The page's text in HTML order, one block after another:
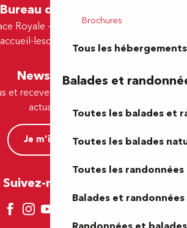
Brochures
Tous les hébergements
Balades et
Toutes les balades et
Toutes les balades
Toutes les randonnées
Balades et
Bureau de Lescar
Royale - 64230 Lescar
accueil-lescar@tourismepau.fr
Newsletter
et recevez par e-mail nos offres et
actualités.
Je m'inscris
Suivez-nous ici !